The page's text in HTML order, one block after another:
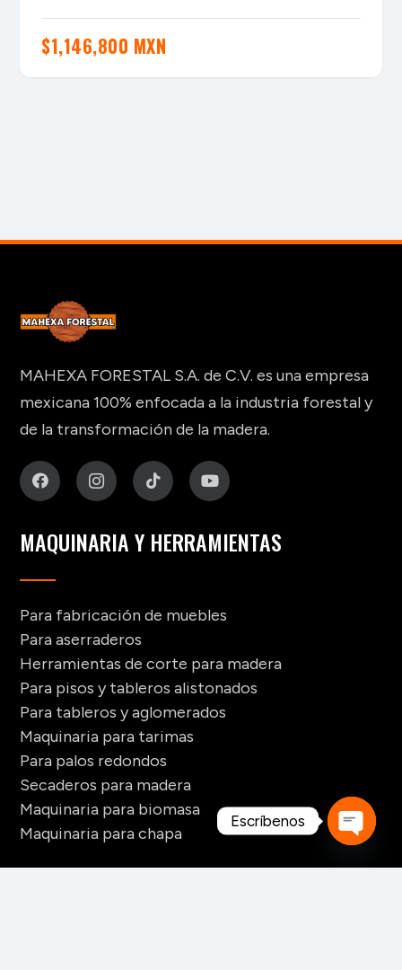
$1,146,800 MXN
MAHEXA FORESTAL S.A. de C.V. es una empresa
mexicana 100% enfocada a la industria forestal y
de la transformación de la madera.
MAQUINARIA Y HERRAMIENTAS
Para fabricación de muebles
Para aserraderos
Herramientas de corte para madera
Para pisos y tableros alistonados
Para tableros y aglomerados
Maquinaria para tarimas
Para palos redondos
Secaderos para madera
Maquinaria para biomasa
Maquinaria para chapa
Escríbenos